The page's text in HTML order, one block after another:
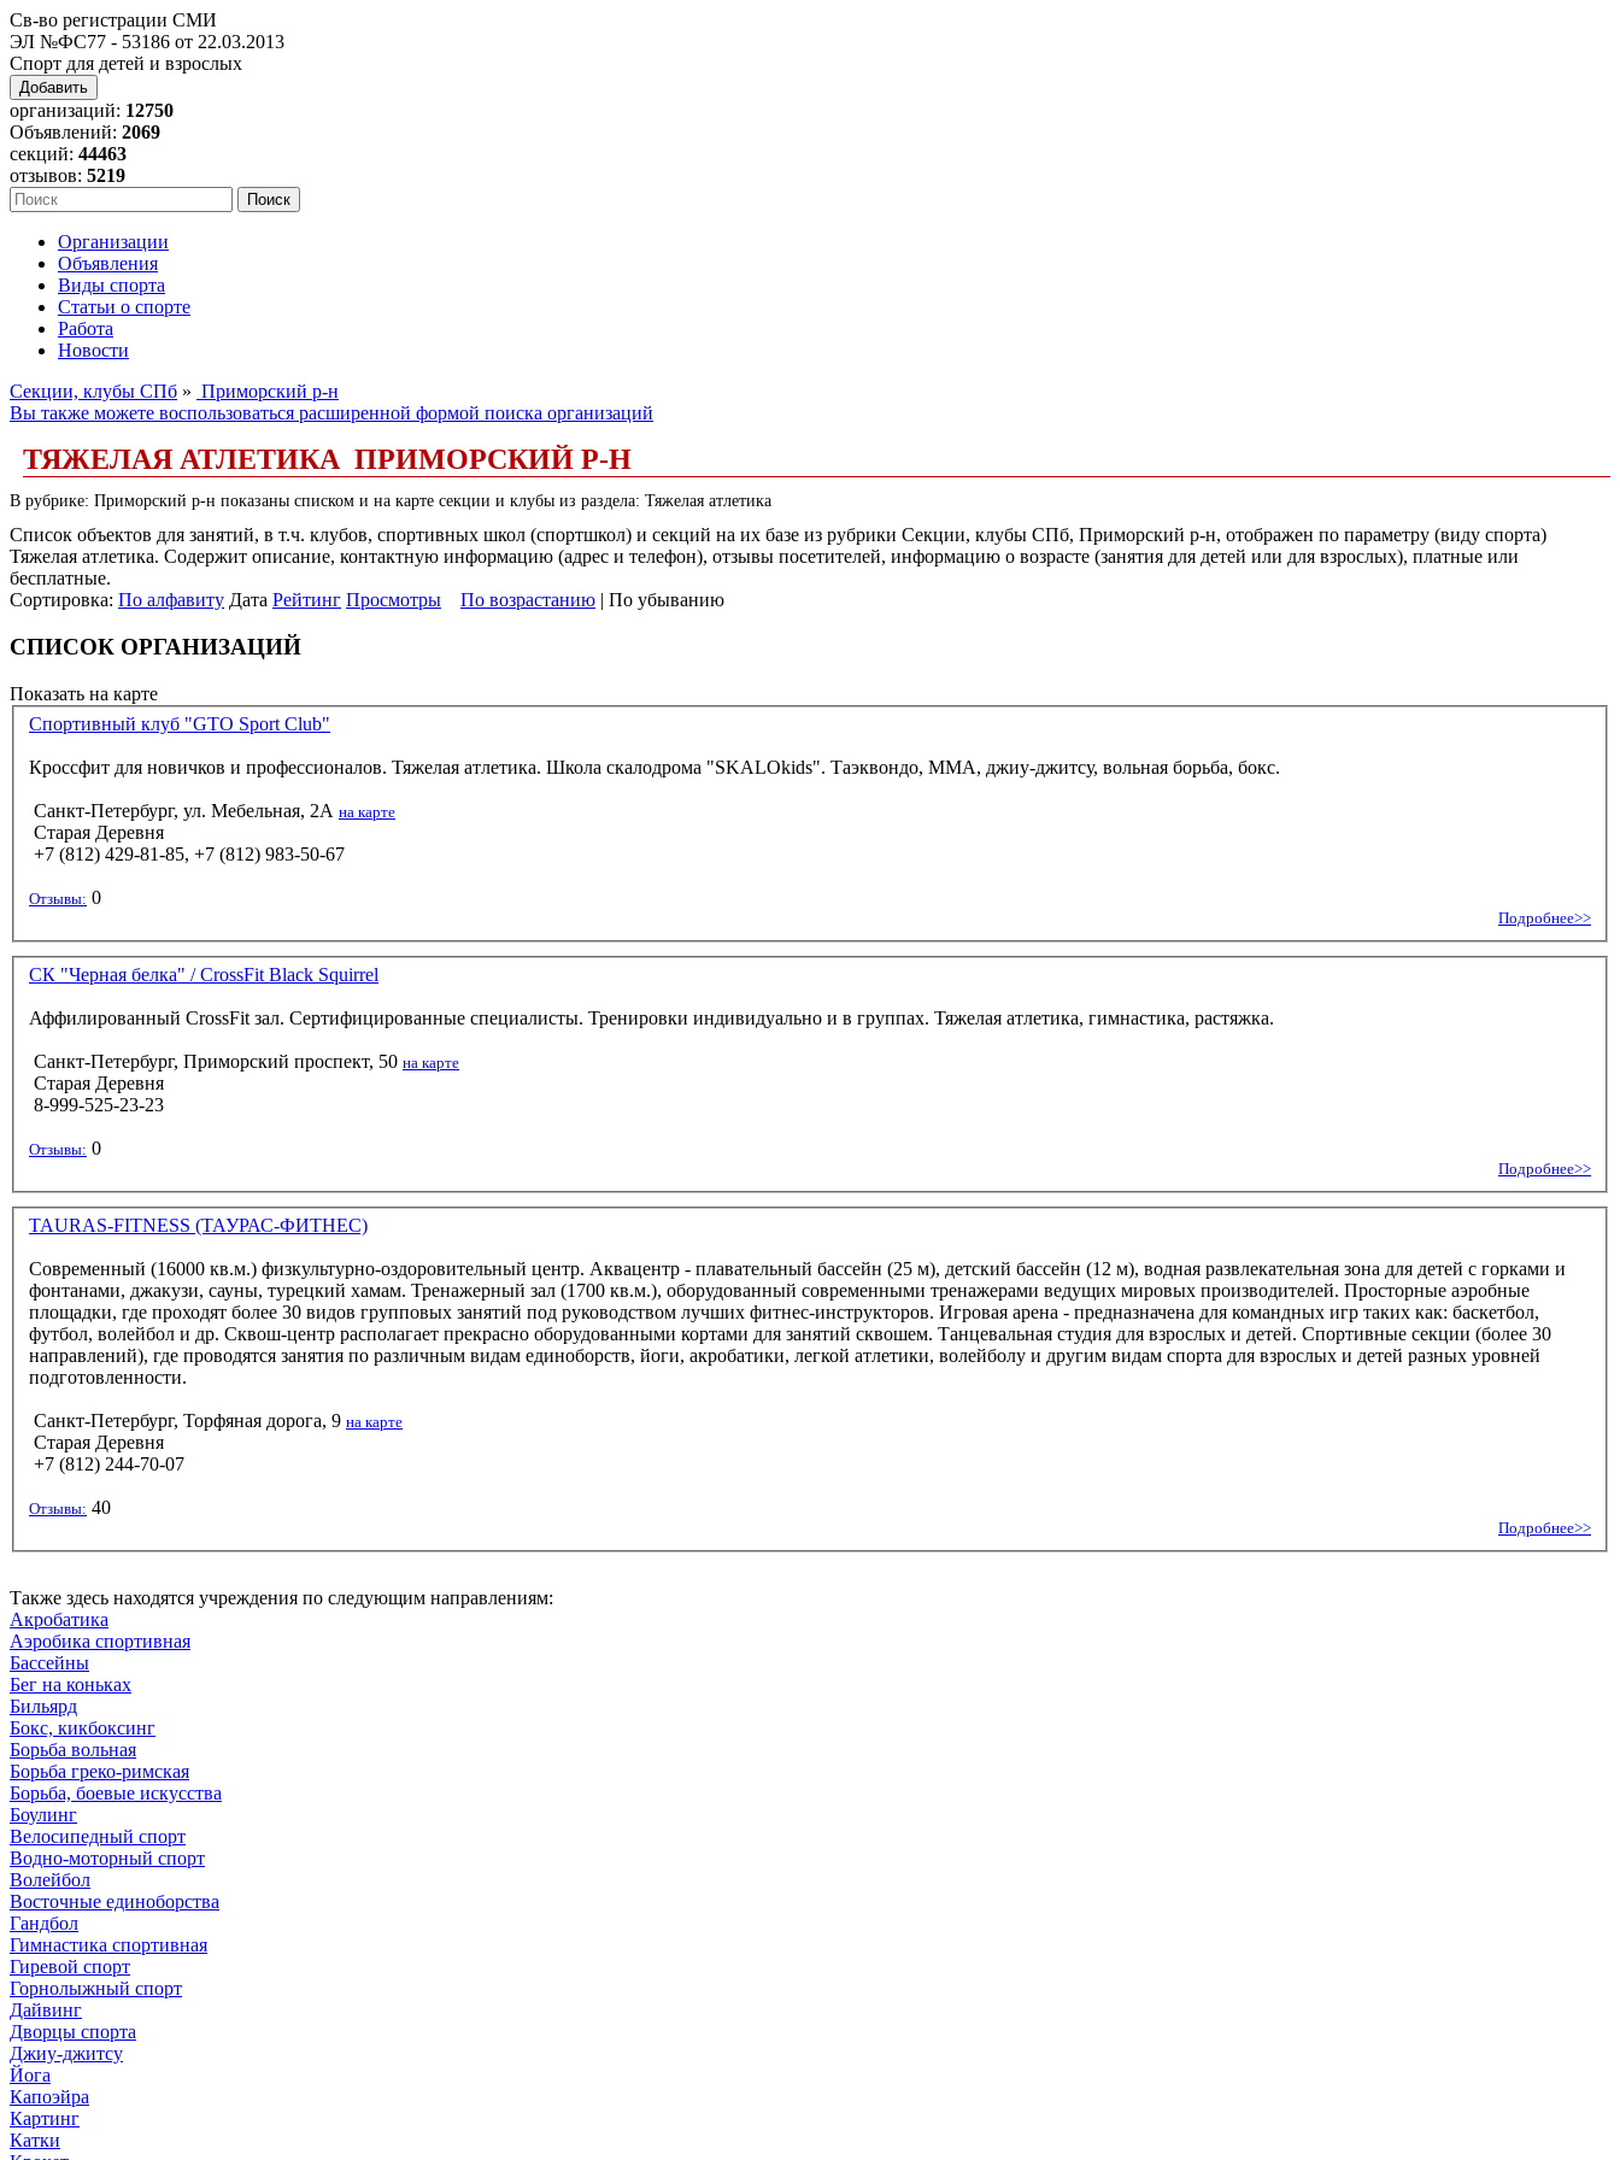
Св-во регистрации СМИ
ЭЛ №ФС77 - 53186 от 22.03.2013
Спорт для детей и взрослых
Добавить
организаций: 12750
Объявлений: 2069
секций: 44463
отзывов: 5219
Организации
Объявления
Виды спорта
Статьи о спорте
Работа
Новости
Секции, клубы СПб » Приморский р-н
Вы также можете воспользоваться расширенной формой поиска организаций
ТЯЖЕЛАЯ АТЛЕТИКА ПРИМОРСКИЙ Р-Н
В рубрике: Приморский р-н показаны списком и на карте секции и клубы из раздела: Тяжелая атлетика
Список объектов для занятий, в т.ч. клубов, спортивных школ (спортшкол) и секций на их базе из рубрики Секции, клубы СПб, Приморский р-н, отображен по параметру (виду спорта)
Тяжелая атлетика. Содержит описание, контактную информацию (адрес и телефон), отзывы посетителей, информацию о возрасте (занятия для детей или для взрослых), платные или
бесплатные.
Сортировка: По алфавиту Дата Рейтинг Просмотры По возрастанию | По убыванию
СПИСОК ОРГАНИЗАЦИЙ
Показать на карте
Спортивный клуб "GTO Sport Club"
Кроссфит для новичков и профессионалов. Тяжелая атлетика. Школа скалодрома "SKALОkids". Таэквондо, ММА, джиу-джитсу, вольная борьба, бокс.
Санкт-Петербург, ул. Мебельная, 2А на карте
Старая Деревня
+7 (812) 429-81-85, +7 (812) 983-50-67
Отзывы: 0
Подробнее>>
СК "Черная белка" / CrossFit Black Squirrel
Аффилированный CrossFit зал. Сертифицированные специалисты. Тренировки индивидуально и в группах. Тяжелая атлетика, гимнастика, растяжка.
Санкт-Петербург, Приморский проспект, 50 на карте
Старая Деревня
8-999-525-23-23
Отзывы: 0
Подробнее>>
TAURAS-FITNESS (ТАУРАС-ФИТНЕС)
Современный (16000 кв.м.) физкультурно-оздоровительный центр. Аквацентр - плавательный бассейн (25 м), детский бассейн (12 м), водная развлекательная зона для детей с горками и
фонтанами, джакузи, сауны, турецкий хамам. Тренажерный зал (1700 кв.м.), оборудованный современными тренажерами ведущих мировых производителей. Просторные аэробные
площадки, где проходят более 30 видов групповых занятий под руководством лучших фитнес-инструкторов. Игровая арена - предназначена для командных игр таких как: баскетбол,
футбол, волейбол и др. Сквош-центр располагает прекрасно оборудованными кортами для занятий сквошем. Танцевальная студия для взрослых и детей. Спортивные секции (более 30
направлений), где проводятся занятия по различным видам единоборств, йоги, акробатики, легкой атлетики, волейболу и другим видам спорта для взрослых и детей разных уровней
подготовленности.
Санкт-Петербург, Торфяная дорога, 9 на карте
Старая Деревня
+7 (812) 244-70-07
Отзывы: 40
Подробнее>>
Также здесь находятся учреждения по следующим направлениям:
Акробатика
Аэробика спортивная
Бассейны
Бег на коньках
Бильярд
Бокс, кикбоксинг
Борьба вольная
Борьба греко-римская
Борьба, боевые искусства
Боулинг
Велосипедный спорт
Водно-моторный спорт
Волейбол
Восточные единоборства
Гандбол
Гимнастика спортивная
Гиревой спорт
Горнолыжный спорт
Дайвинг
Дворцы спорта
Джиу-джитсу
Йога
Капоэйра
Картинг
Катки